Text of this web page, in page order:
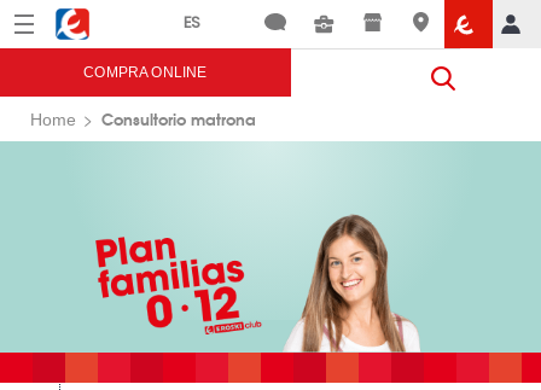
Menú Eroski
COMPRA ONLINE
Home Consultorio matrona